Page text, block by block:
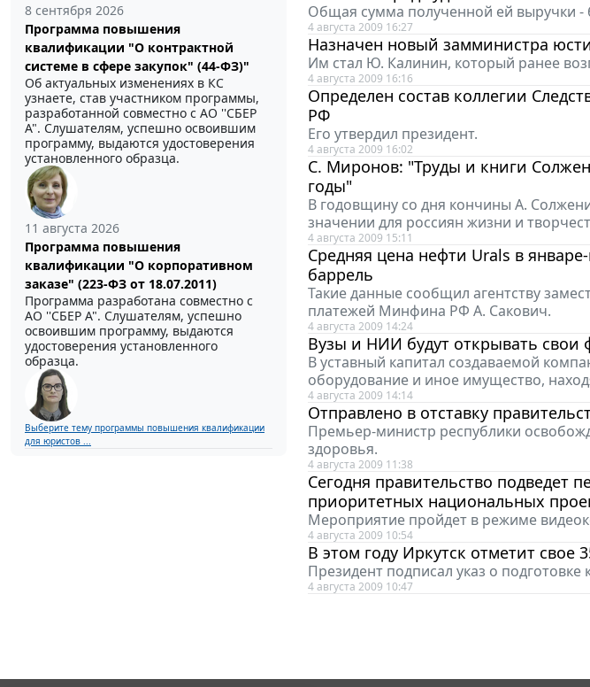
8 сентября 2026
Программа повышения
квалификации "О контрактной
системе в сфере закупок" (44-ФЗ)"
Об актуальных изменениях в КС
узнаете, став участником программы,
разработанной совместно с АО ''СБЕР
А". Слушателям, успешно освоившим
программу, выдаются удостоверения
установленного образца.
11 августа 2026
Программа повышения
квалификации "О корпоративном
заказе" (223-ФЗ от 18.07.2011)
Программа разработана совместно с
АО ''СБЕР А". Слушателям, успешно
освоившим программу, выдаются
удостоверения установленного
образца.
Выберите тему программы повышения квалификации
для юристов ...
Общая сумма полученной ей выручки -
4 августа 2009 16:27
Назначен новый замминистра
Им стал Ю. Калинин, который ранее
4 августа 2009 16:16
Определен состав коллегии
РФ
Его утвердил президент.
4 августа 2009 16:02
С. Миронов: "Труды и книги
годы"
В годовщину со дня кончины А.
значении для россиян жизни и
4 августа 2009 15:11
Средняя цена нефти Urals в
баррель
Такие данные сообщил агентству
платежей Минфина РФ А. Сакович.
4 августа 2009 14:24
Вузы и НИИ будут открывать свои
В уставный капитал создаваемой
оборудование и иное имущество,
4 августа 2009 14:14
Отправлено в отставку
Премьер-министр республики
здоровья.
4 августа 2009 11:38
Сегодня правительство подведет
приоритетных национальных
Мероприятие пройдет в режиме
4 августа 2009 10:54
В этом году Иркутск отметит свое
Президент подписал указ о
4 августа 2009 10:47